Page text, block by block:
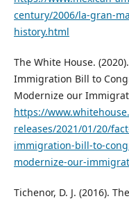
century/2006/la-gran-
history.html
The White House.
Immigration Bill to
Modernize our
https://
releases/2021/01/20/
immigration-bill-to-
modernize-our-
Tichenor, D. J. (2016).